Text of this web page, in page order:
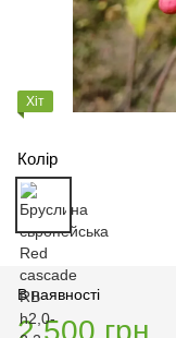
Хіт
Колір
В наявності
2 500 грн